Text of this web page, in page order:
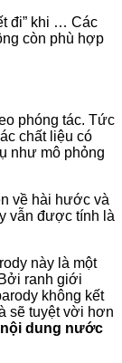
đi” khi … Các
còn phù hợp
phóng tác. Tức
chất liệu có
như mô phỏng
về hài hước và
vẫn được tính là
này là một
ranh giới
không kết
sẽ tuyệt vời hơn
nội dung nước